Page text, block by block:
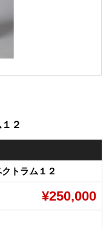
２
トラム１２
¥250,000